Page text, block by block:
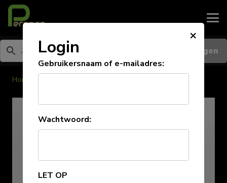
Inloggen
Home
×
Login
Gebruikersnaam of e-mailadres:
Wachtwoord:
LET OP